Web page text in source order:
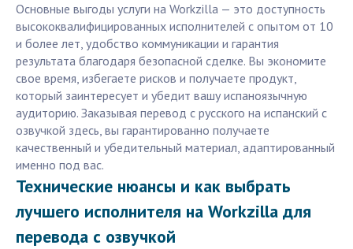
Основные выгоды услуги на Workzilla — это доступность
высококвалифицированных исполнителей с опытом от 10
и более лет, удобство коммуникации и гарантия
результата благодаря безопасной сделке. Вы экономите
свое время, избегаете рисков и получаете продукт,
который заинтересует и убедит вашу испаноязычную
аудиторию. Заказывая перевод с русского на испанский с
озвучкой здесь, вы гарантированно получаете
качественный и убедительный материал, адаптированный
именно под вас.
Технические нюансы и как выбрать
лучшего исполнителя на Workzilla для
перевода с озвучкой